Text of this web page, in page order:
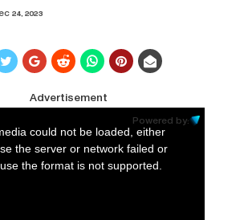
24, 2023
Advertisement
Powered by:
could not be loaded, either
the server or network failed or
the format is not supported.